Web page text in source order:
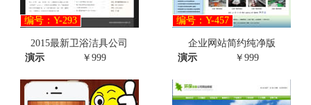
编号：Y-293
2015最新卫浴洁具公司
演示
￥999
编号：Y-457
企业网站简约纯净版
演示
￥999